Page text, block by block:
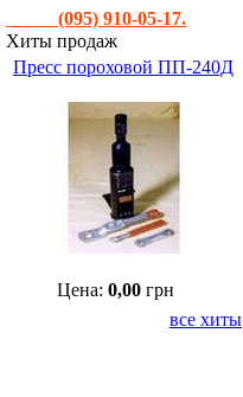
(095) 910-05-17.
Хиты продаж
Пресс пороховой ПП-240Д
Цена: 0,00 грн
все хиты